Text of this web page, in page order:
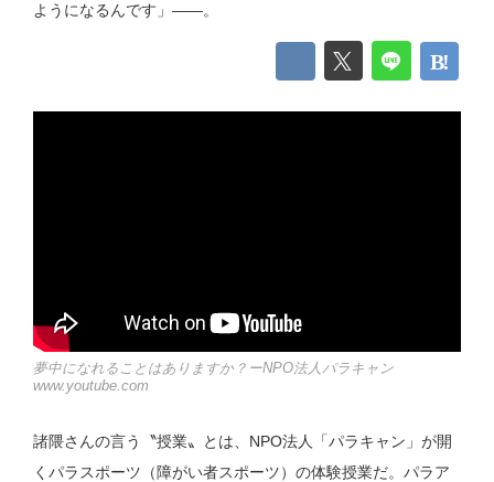
ようになるんです」——。
夢中になれることはありますか？ーNPO法人パラキャン
www.youtube.com
諸隈さんの言う〝授業〟とは、NPO法人「パラキャン」が開
くパラスポーツ（障がい者スポーツ）の体験授業だ。パラア